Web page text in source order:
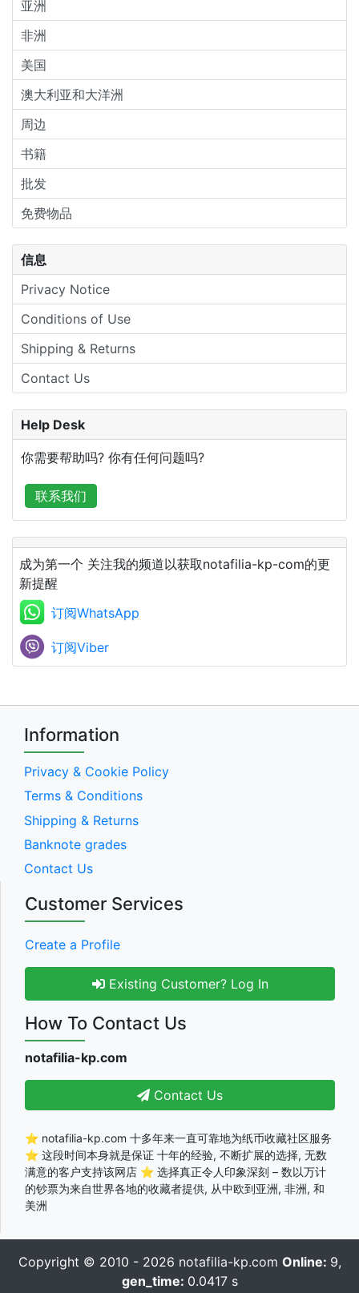
亚洲
非洲
美国
澳大利亚和大洋洲
周边
书籍
批发
免费物品
信息
Privacy Notice
Conditions of Use
Shipping & Returns
Contact Us
Help Desk
你需要帮助吗? 你有任何问题吗?
联系我们
成为第一个 关注我的频道以获取notafilia-kp-com的更
新提醒
订阅WhatsApp
订阅Viber
Information
Privacy & Cookie Policy
Terms & Conditions
Shipping & Returns
Banknote grades
Contact Us
Customer Services
Create a Profile
Existing Customer? Log In
How To Contact Us
notafilia-kp.com
Contact Us
⭐ notafilia-kp.com 十多年来一直可靠地为纸币收藏社区服务
⭐ 这段时间本身就是保证 十年的经验, 不断扩展的选择, 无数
满意的客户支持该网店 ⭐ 选择真正令人印象深刻 – 数以万计
的钞票为来自世界各地的收藏者提供, 从中欧到亚洲, 非洲, 和
美洲
Copyright © 2010 - 2026 notafilia-kp.com Online: 9,
gen_time: 0.0417 s